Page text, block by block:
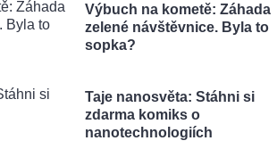
Výbuch na kometě: Záhada
zelené návštěvnice. Byla to
sopka?
Taje nanosvěta: Stáhni si
zdarma komiks o
nanotechnologiích